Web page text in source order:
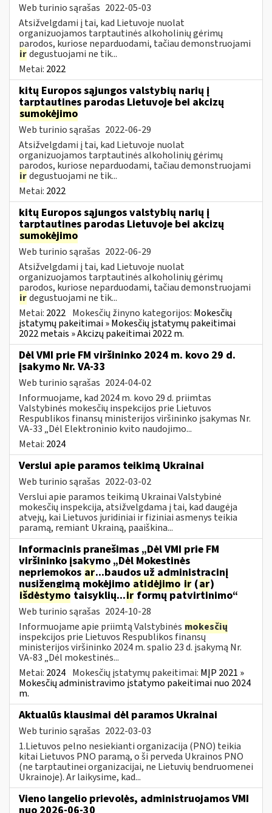
Web turinio sąrašas 2022-05-03
Atsižvelgdami į tai, kad Lietuvoje nuolat
organizuojamos tarptautinės alkoholinių gėrimų
parodos, kuriose neparduodami, tačiau demonstruojami
irdegustuojami ne tik...
Metai: 2022
kitų Europos sąjungos valstybių narių į
tarptautines parodas Lietuvoje bei akcizų
sumokėjimo
Web turinio sąrašas 2022-06-29
Atsižvelgdami į tai, kad Lietuvoje nuolat
organizuojamos tarptautinės alkoholinių gėrimų
parodos, kuriose neparduodami, tačiau demonstruojami
irdegustuojami ne tik...
Metai: 2022
kitų Europos sąjungos valstybių narių į
tarptautines parodas Lietuvoje bei akcizų
sumokėjimo
Web turinio sąrašas 2022-06-29
Atsižvelgdami į tai, kad Lietuvoje nuolat
organizuojamos tarptautinės alkoholinių gėrimų
parodos, kuriose neparduodami, tačiau demonstruojami
irdegustuojami ne tik...
Metai: 2022 Mokesčių žinyno kategorijos: Mokesčių
įstatymų pakeitimai » Mokesčių įstatymų pakeitimai
2022 metais » Akcizų pakeitimai 2022 m.
Dėl VMI prie FM viršininko 2024 m. kovo 29 d.
įsakymo Nr. VA-33
Web turinio sąrašas 2024-04-02
Informuojame, kad 2024 m. kovo 29 d. priimtas
Valstybinės mokesčių inspekcijos prie Lietuvos
Respublikos finansų ministerijos viršininko įsakymas Nr.
VA-33 „Dėl Elektroninio kvito naudojimo...
Metai: 2024
Verslui apie paramos teikimą Ukrainai
Web turinio sąrašas 2022-03-02
Verslui apie paramos teikimą Ukrainai Valstybinė
mokesčių inspekcija, atsižvelgdama į tai, kad daugėja
atvejų, kai Lietuvos juridiniai ir fiziniai asmenys teikia
paramą, remiant Ukrainą, paaiškina...
Informacinis pranešimas „Dėl VMI prie FM
viršininko įsakymo „Dėl Mokestinės
nepriemokos ar...baudos už administracinį
nusižengimą mokėjimo atidėjimo ir (ar)
išdėstymo taisyklių...irformų patvirtinimo“
Web turinio sąrašas 2024-10-28
Informuojame apie priimtą Valstybinės mokesčių
inspekcijos prie Lietuvos Respublikos finansų
ministerijos viršininko 2024 m. spalio 23 d. įsakymą Nr.
VA-83 „Dėl mokestinės...
Metai: 2024 Mokesčių įstatymų pakeitimai: MĮP 2021 »
Mokesčių administravimo įstatymo pakeitimai nuo 2024
m.
Aktualūs klausimai dėl paramos Ukrainai
Web turinio sąrašas 2022-03-03
1.Lietuvos pelno nesiekianti organizacija (PNO) teikia
kitai Lietuvos PNO paramą, o ši perveda Ukrainos PNO
(ne tarptautinei organizacijai, ne Lietuvių bendruomenei
Ukrainoje). Ar laikysime, kad...
Vieno langelio prievolės, administruojamos VMI
nuo 2026-06-30